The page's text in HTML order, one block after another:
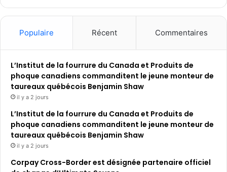
Populaire Récent Commentaires
L’Institut de la fourrure du Canada et Produits de
phoque canadiens commanditent le jeune monteur de
taureaux québécois Benjamin Shaw
il y a 2 jours
L’Institut de la fourrure du Canada et Produits de
phoque canadiens commanditent le jeune monteur de
taureaux québécois Benjamin Shaw
il y a 2 jours
Corpay Cross-Border est désignée partenaire officiel